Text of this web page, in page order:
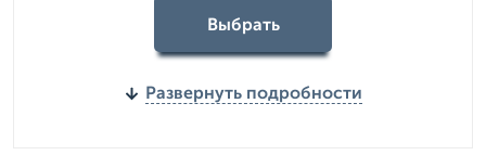
Выбрать
Развернуть подробности